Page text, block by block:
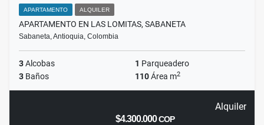
APARTAMENTO ALQUILER
APARTAMENTO EN LAS LOMITAS, SABANETA
Sabaneta, Antioquia, Colombia
3Alcobas 1 Parqueadero
3 Baños 110Área m2
Alquiler
$4.300.000COP